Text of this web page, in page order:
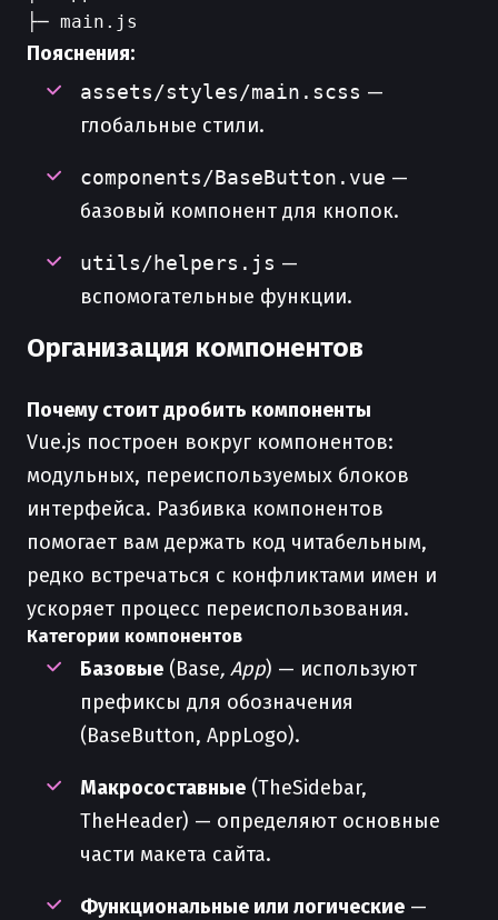
Пояснения:
assets/styles/main.scss —
глобальные стили.
components/BaseButton.vue —
базовый компонент для кнопок.
utils/helpers.js —
вспомогательные функции.
Организация компонентов
Почему стоит дробить компоненты
Vue.js построен вокруг компонентов:
модульных, переиспользуемых блоков
интерфейса. Разбивка компонентов
помогает вам держать код читабельным,
редко встречаться с конфликтами имен и
ускоряет процесс переиспользования.
Категории компонентов
Базовые (Base, App) — используют
префиксы для обозначения
(BaseButton, AppLogo).
Макросоставные (TheSidebar,
TheHeader) — определяют основные
части макета сайта.
Функциональные или логические —